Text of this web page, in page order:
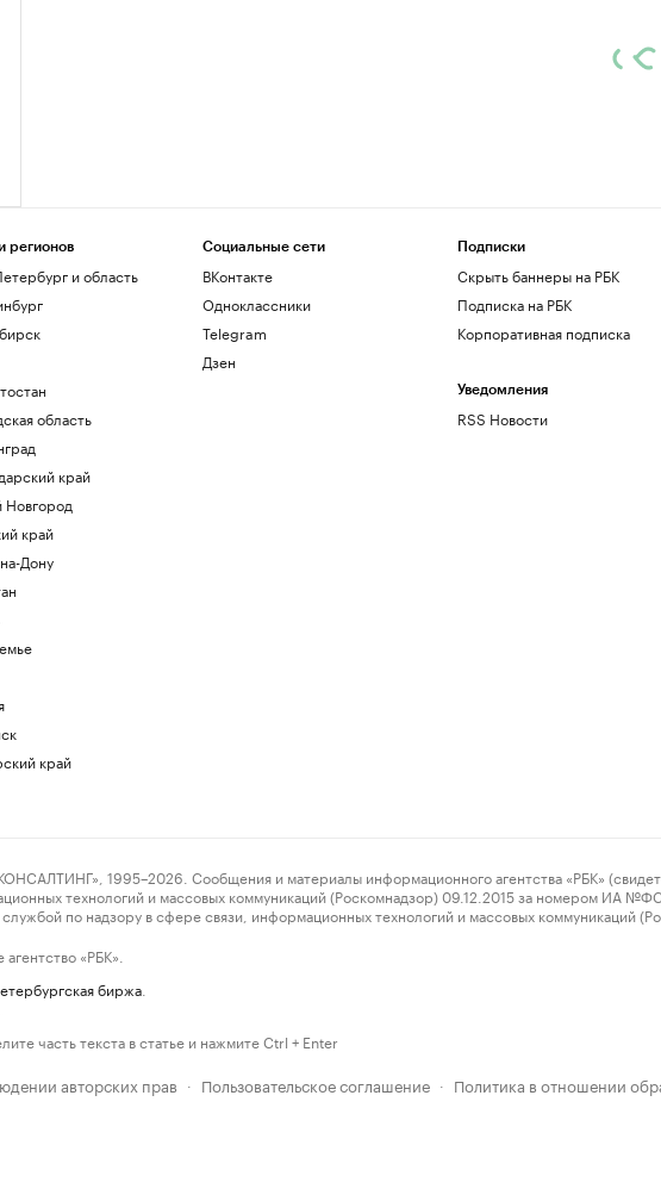
регионов
и область
область
край
край
Дону
край
Социальные сети
ВКонтакте
Одноклассники
Telegram
Дзен
Подписки
Скрыть баннеры на РБК
Подписка на РБК
Корпоративная подписка
Уведомления
RSS Новости
1995–2026. Сообщения и материалы информационного агентства «РБК»
технологий и массовых коммуникаций (Роскомнадзор) 09.12.2015 за номером ИА
по надзору в сфере связи, информационных технологий и массовых
«РБК».
биржа
часть текста в статье и нажмите Ctrl + Enter
авторских прав · Пользовательское соглашение · Политика в отношении